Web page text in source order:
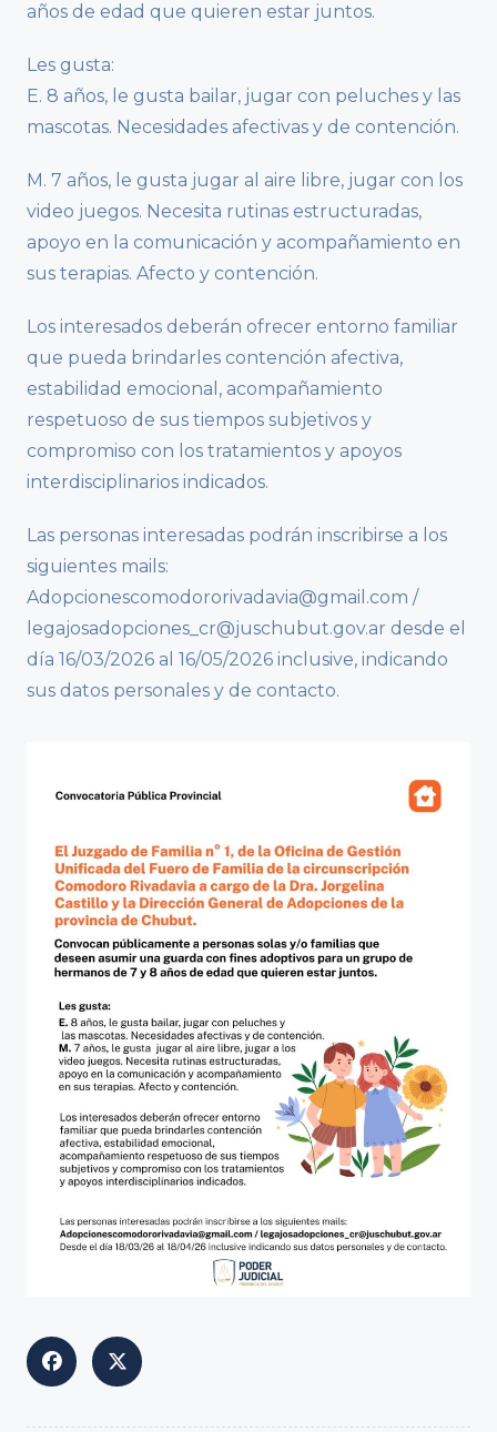
años de edad que quieren estar juntos.
Les gusta:
E. 8 años, le gusta bailar, jugar con peluches y las
mascotas. Necesidades afectivas y de contención.
M. 7 años, le gusta jugar al aire libre, jugar con los
video juegos. Necesita rutinas estructuradas,
apoyo en la comunicación y acompañamiento en
sus terapias. Afecto y contención.
Los interesados deberán ofrecer entorno familiar
que pueda brindarles contención afectiva,
estabilidad emocional, acompañamiento
respetuoso de sus tiempos subjetivos y
compromiso con los tratamientos y apoyos
interdisciplinarios indicados.
Las personas interesadas podrán inscribirse a los
siguientes mails:
Adopcionescomodororivadavia@gmail.com /
legajosadopciones_cr@juschubut.gov.ar desde el
día 16/03/2026 al 16/05/2026 inclusive, indicando
sus datos personales y de contacto.